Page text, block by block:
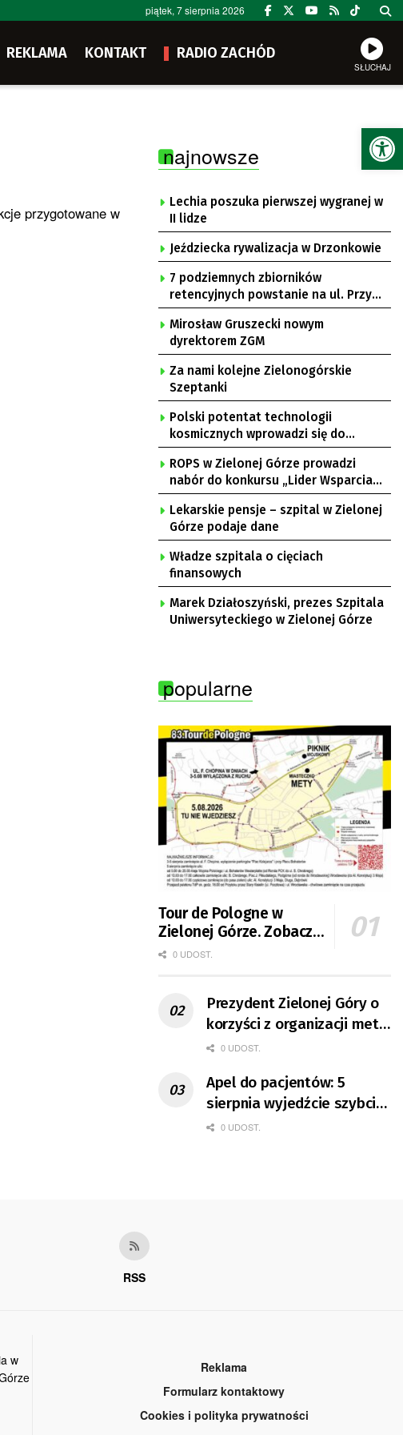
piątek, 7 sierpnia 2026
REKLAMA KONTAKT RADIO ZACHÓD
SŁUCHAJ
przygotowane w
najnowsze
Lechia poszuka pierwszej wygranej w
II lidze
Jeździecka rywalizacja w Drzonkowie
7 podziemnych zbiorników
retencyjnych powstanie na ul. Przy
Gazowni
Mirosław Gruszecki nowym
dyrektorem ZGM
Za nami kolejne Zielonogórskie
Szeptanki
Polski potentat technologii
kosmicznych wprowadzi się do
Zielonej Góry
ROPS w Zielonej Górze prowadzi
nabór do konkursu „Lider Wsparcia
Seniora”
Lekarskie pensje – szpital w Zielonej
Górze podaje dane
Władze szpitala o cięciach
finansowych
Marek Działoszyński, prezes Szpitala
Uniwersyteckiego w Zielonej Górze
popularne
Tour de Pologne w
Zielonej Górze. Zobacz
zmiany w organizacji
0 UDOST.
Prezydent Zielonej Góry o
korzyści z organizacji mety
Tour de Pologne
0 UDOST.
Apel do pacjentów: 5
sierpnia wyjedźcie szybciej
z domów
0 UDOST.
RSS
w
Reklama
Formularz kontaktowy
Cookies i polityka prywatności